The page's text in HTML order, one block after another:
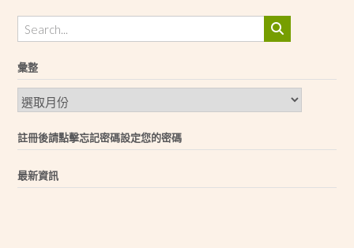
彙整
彙
整
註冊後請點擊忘記密碼設定您的密碼
最新資訊